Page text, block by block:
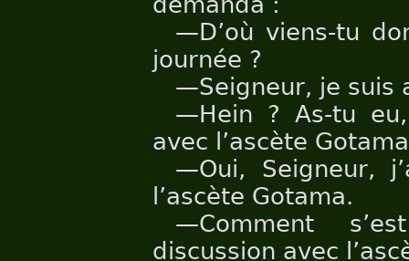
—D’où viens-tu
journée ?
—Seigneur, je suis
—Hein ? As-tu eu,
avec l’ascète
—Oui, Seigneur,
l’ascète Gotama.
—Comment
discussion avec